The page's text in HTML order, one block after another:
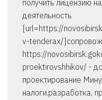
получить лицензию
деятельность
[url=https://
v-tenderax/
https://
proektirovshhikov/ -
проектирование
налоги.разработка,